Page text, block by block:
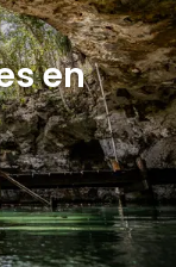
en